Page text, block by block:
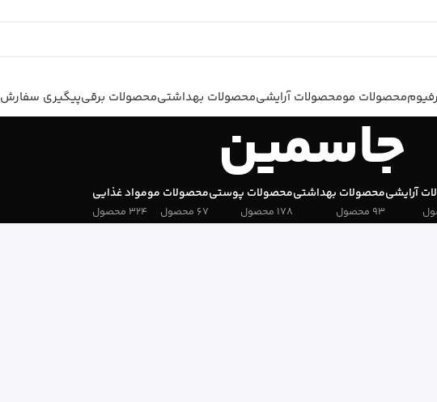
محصولات مومحصولات آرایشیمحصولات بهداشتیمحصولات برقیپیگیری سفارش
جاسمین
آرایشیمحصولات بهداشتی
93 محصول
محصولات پوستی
178 محصول
محصولات مو
67 محصول
مواد غذایی
324 محصول